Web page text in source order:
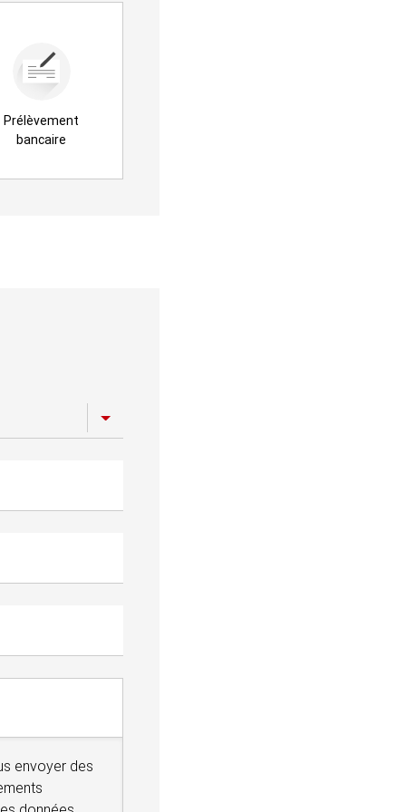
Prélèvement
bancaire
envoyer des